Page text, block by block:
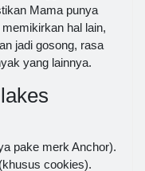
Mama punya
hal lain,
jadi gosong, rasa
yang lainnya.
pake merk Anchor).
cookies).